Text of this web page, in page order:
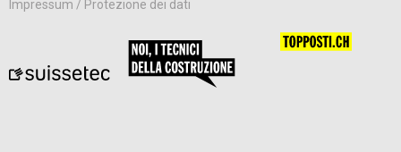
Impressum / Protezione dei dati